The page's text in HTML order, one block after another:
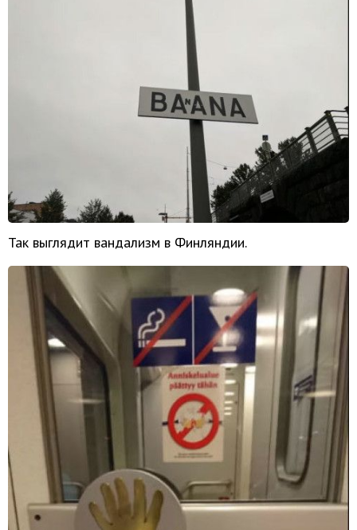
Так выглядит вандализм в Финляндии.